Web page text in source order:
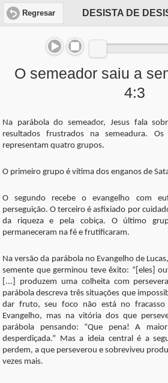
Regresar DESISTA DE
O semeador saiu a
4:3
Na parábola do semeador, Jesus fala
resultados frustrados na semeadura.
representam quatro grupos.
O primeiro grupo é vítima dos enganos de
O segundo recebe o evangelho com
perseguição. O terceiro é asfixiado por
da riqueza e pela cobiça. O último
permaneceram na fé e frutificaram.
Na versão da parábola no Evangelho de
semente que germinou teve êxito: “[eles]
[...] produzem uma colheita com
parábola descreva três situações que
dar fruto, seu foco não está no
Evangelho, mas na vitória dos que
parábola pensando: “Que pena! A
desperdiçada.” Mas a ideia central é a
perdem, a que perseverou e sobreviveu
vezes mais.